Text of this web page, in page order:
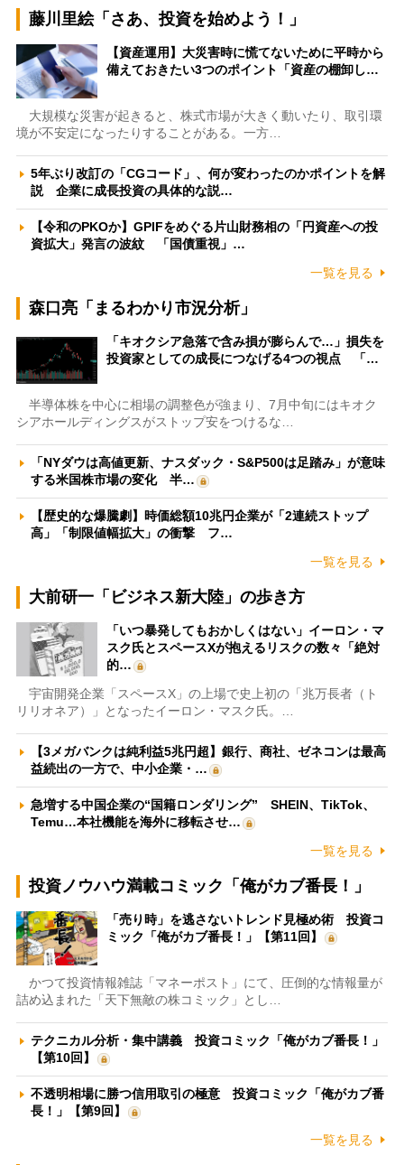
藤川里絵「さあ、投資を始めよう！」
【資産運用】大災害時に慌てないために平時から
備えておきたい3つのポイント「資産の棚卸し…
大規模な災害が起きると、株式市場が大きく動いたり、取引環
境が不安定になったりすることがある。一方…
5年ぶり改訂の「CGコード」、何が変わったのかポイントを解
説 企業に成長投資の具体的な説…
【令和のPKOか】GPIFをめぐる片山財務相の「円資産への投
資拡大」発言の波紋 「国債重視」…
一覧を見る
森口亮「まるわかり市況分析」
「キオクシア急落で含み損が膨らんで…」損失を
投資家としての成長につなげる4つの視点 「…
半導体株を中心に相場の調整色が強まり、7月中旬にはキオク
シアホールディングスがストップ安をつけるな…
「NYダウは高値更新、ナスダック・S&P500は足踏み」が意味
する米国株市場の変化 半…
【歴史的な爆騰劇】時価総額10兆円企業が「2連続ストップ
高」「制限値幅拡大」の衝撃 フ…
一覧を見る
大前研一「ビジネス新大陸」の歩き方
「いつ暴発してもおかしくはない」イーロン・マ
スク氏とスペースXが抱えるリスクの数々「絶対
的…
宇宙開発企業「スペースX」の上場で史上初の「兆万長者（ト
リリオネア）」となったイーロン・マスク氏。…
【3メガバンクは純利益5兆円超】銀行、商社、ゼネコンは最高
益続出の一方で、中小企業・…
急増する中国企業の“国籍ロンダリング” SHEIN、TikTok、
Temu…本社機能を海外に移転させ…
一覧を見る
投資ノウハウ満載コミック「俺がカブ番長！」
「売り時」を逃さないトレンド見極め術 投資コ
ミック「俺がカブ番長！」【第11回】
かつて投資情報雑誌「マネーポスト」にて、圧倒的な情報量が
詰め込まれた「天下無敵の株コミック」とし…
テクニカル分析・集中講義 投資コミック「俺がカブ番長！」
【第10回】
不透明相場に勝つ信用取引の極意 投資コミック「俺がカブ番
長！」【第9回】
一覧を見る